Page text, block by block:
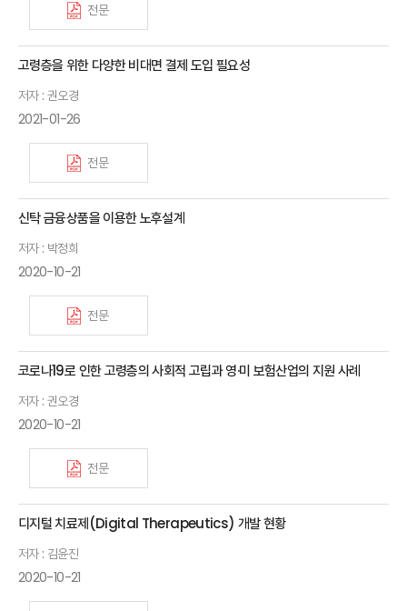
전문
고령층을 위한 다양한 비대면 결제 도입 필요성
저자 : 권오경
2021-01-26
전문
신탁 금융상품을 이용한 노후설계
저자 : 박정희
2020-10-21
전문
코로나19로 인한 고령층의 사회적 고립과 영·미 보험산업의 지원 사례
저자 : 권오경
2020-10-21
전문
디지털 치료제(Digital Therapeutics) 개발 현황
저자 : 김윤진
2020-10-21